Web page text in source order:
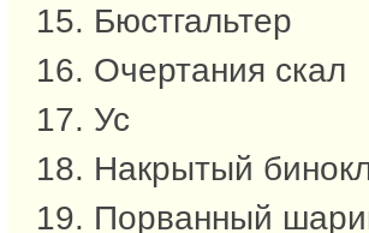
15. Бюстгальтер
16. Очертания скал
17. Ус
18. Накрытый
19. Порванный